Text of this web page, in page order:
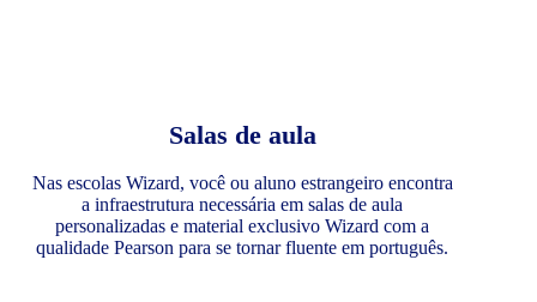
Salas de aula
Nas escolas Wizard, você ou aluno estrangeiro encontra
a infraestrutura necessária em salas de aula
personalizadas e material exclusivo Wizard com a
qualidade Pearson para se tornar fluente em português.